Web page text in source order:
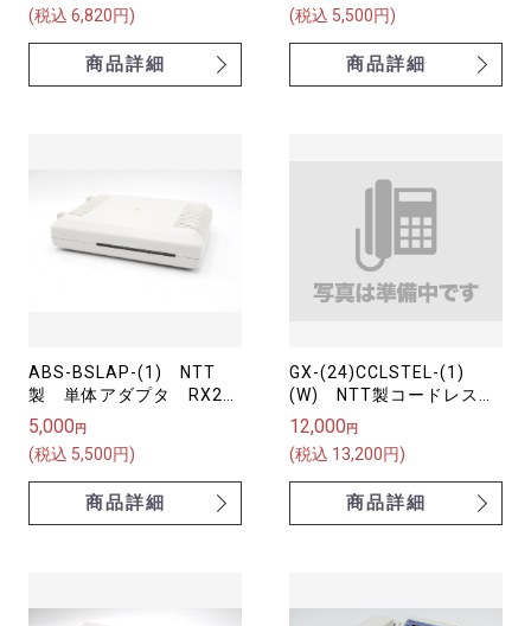
(税込 6,820円)
商品詳細
(税込 5,500円)
商品詳細
ABS-BSLAP-(1) NTT
製 単体アダプタ RX2
バス配線用
5,000 円
(税込 5,500円)
商品詳細
GX-(24)CCLSTEL-(1)
(W) NTT製コードレス電
話機 GX-「24」キーカ
ールコードレススター電話
機‐「1」「W」
12,000 円
(税込 13,200円)
商品詳細